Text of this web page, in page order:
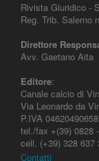
Rivista Giuridico -
Reg. Trib. Salerno
Direttore
Avv. Gaetano Aita
Editore:
Canale calcio di
Via Leonardo da
P.IVA 04620490658
tel./fax +(39) 0828
cell. (+39) 328 637
Contatti